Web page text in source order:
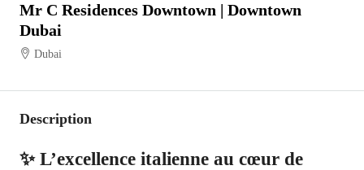
Mr C Residences Downtown | Downtown
Dubai
Dubai
Description
✨ L’excellence italienne au cœur de